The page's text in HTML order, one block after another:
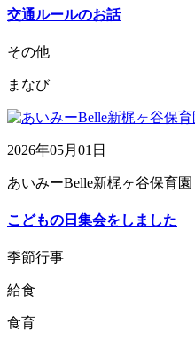
交通ルールのお話
その他
まなび
2026年05月01日
あいみーBelle新梶ヶ谷保育園
こどもの日集会をしました
季節行事
給食
食育